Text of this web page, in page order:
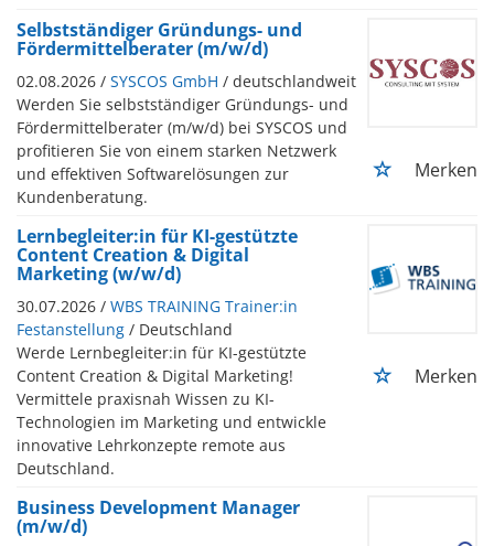
Selbstständiger Gründungs- und
Fördermittelberater (m/w/d)
02.08.2026 / SYSCOS GmbH / deutschlandweit
Werden Sie selbstständiger Gründungs- und
Fördermittelberater (m/w/d) bei SYSCOS und
profitieren Sie von einem starken Netzwerk
und effektiven Softwarelösungen zur
Kundenberatung.
Merken
Lernbegleiter:in für KI-gestützte
Content Creation & Digital
Marketing (w/w/d)
30.07.2026 / WBS TRAINING Trainer:in
Festanstellung / Deutschland
Werde Lernbegleiter:in für KI-gestützte
Content Creation & Digital Marketing!
Vermittele praxisnah Wissen zu KI-
Technologien im Marketing und entwickle
innovative Lehrkonzepte remote aus
Deutschland.
Merken
Business Development Manager
(m/w/d)